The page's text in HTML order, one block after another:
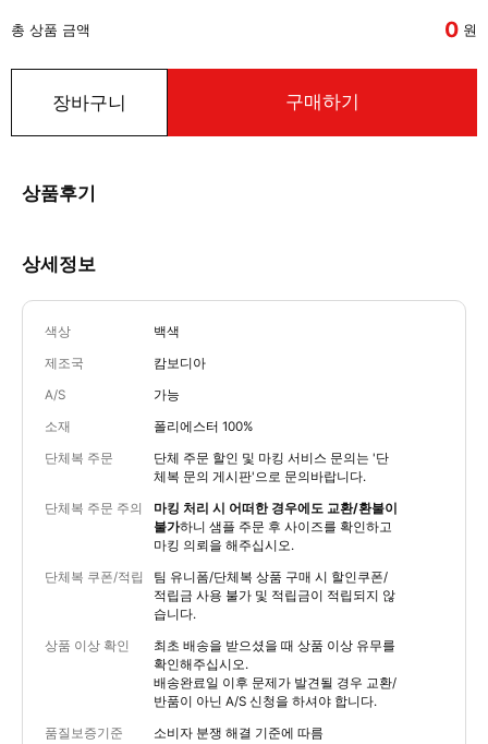
총 상품 금액 0 원
장바구니 구매하기
상품후기
상세정보
색상 백색
제조국 캄보디아
A/S 가능
소재 폴리에스터 100%
단체복 주문 단체 주문 할인 및 마킹 서비스 문의는 '단
체복 문의 게시판'으로 문의바랍니다.
단체복 주문 주의
마킹 처리 시 어떠한 경우에도 교환/환불이
불가하니 샘플 주문 후 사이즈를 확인하고
마킹 의뢰을 해주십시오.
단체복 쿠폰/적립
팀 유니폼/단체복 상품 구매 시 할인쿠폰/
적립금 사용 불가 및 적립금이 적립되지 않
습니다.
상품 이상 확인
최초 배송을 받으셨을 때 상품 이상 유무를
확인해주십시오.
배송완료일 이후 문제가 발견될 경우 교환/
반품이 아닌 A/S 신청을 하셔야 합니다.
품질보증기준 소비자 분쟁 해결 기준에 따름